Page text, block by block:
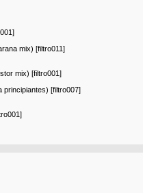
mix) [filtro011]
mix) [filtro001]
principiantes) [filtro007]